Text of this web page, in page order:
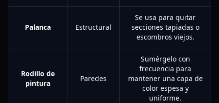
Palanca Estructural
Se usa para quitar
secciones tapiadas o
escombros viejos.
Rodillo de
pintura
Paredes
Sumérgelo con
frecuencia para
mantener una capa de
color espesa y
uniforme.